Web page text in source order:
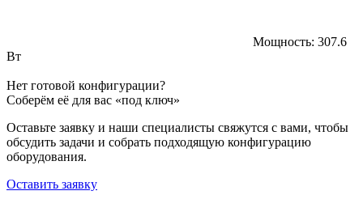
Мощность: 307.6
Вт
Нет готовой конфигурации?
Соберём её для вас «под ключ»
Оставьте заявку и наши специалисты свяжутся с вами, чтобы
обсудить задачи и собрать подходящую конфигурацию
оборудования.
Оставить заявку